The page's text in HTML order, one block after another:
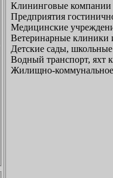
Клининговые компании
Предприятия
Медицинские
Ветеринарные клиники
Детские сады,
Водный транспорт,
Жилищно-коммунальное